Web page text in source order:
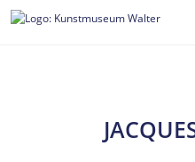
Zum
Inhalt